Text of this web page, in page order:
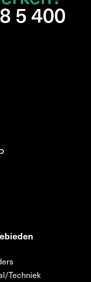
5 400
Techniek